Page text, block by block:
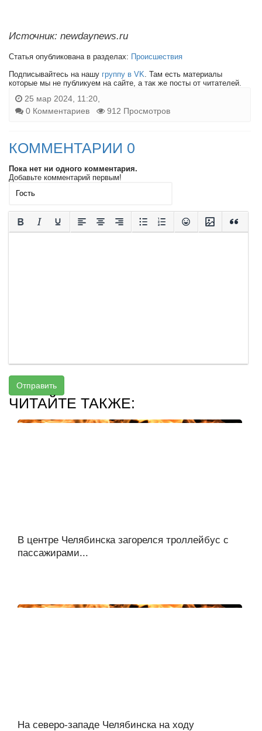
Источник: newdaynews.ru
Статья опубликована в разделах: Происшествия
Подписывайтесь на нашу группу в VK . Там есть материалы
которые мы не публикуем на сайте, а так же посты от читателей.
25 мар 2024, 11:20,
0 Комментариев
912 Просмотров
КОММЕНТАРИИ 0
Пока нет ни одного комментария.
Добавьте комментарий первым!
Отправить
ЧИТАЙТЕ ТАКЖЕ:
В центре Челябинска загорелся троллейбус с
пассажирами...
На северо-западе Челябинска на ходу